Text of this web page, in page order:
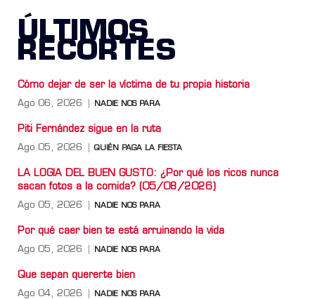
ÚLTIMOS
RECORTES
Cómo dejar de ser la víctima de tu propia historia
Ago 06, 2026 NADIE NOS PARA
Piti Fernández sigue en la ruta
Ago 05, 2026 QUIÉN PAGA LA FIESTA
LA LOGIA DEL BUEN GUSTO: ¿Por qué los ricos nunca
sacan fotos a la comida? (05/08/2026)
Ago 05, 2026 NADIE NOS PARA
Por qué caer bien te está arruinando la vida
Ago 05, 2026 NADIE NOS PARA
Que sepan quererte bien
Ago 04, 2026 NADIE NOS PARA